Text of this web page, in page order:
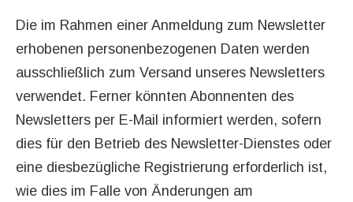
Die im Rahmen einer Anmeldung zum Newsletter
erhobenen personenbezogenen Daten werden
ausschließlich zum Versand unseres Newsletters
verwendet. Ferner könnten Abonnenten des
Newsletters per E-Mail informiert werden, sofern
dies für den Betrieb des Newsletter-Dienstes oder
eine diesbezügliche Registrierung erforderlich ist,
wie dies im Falle von Änderungen am